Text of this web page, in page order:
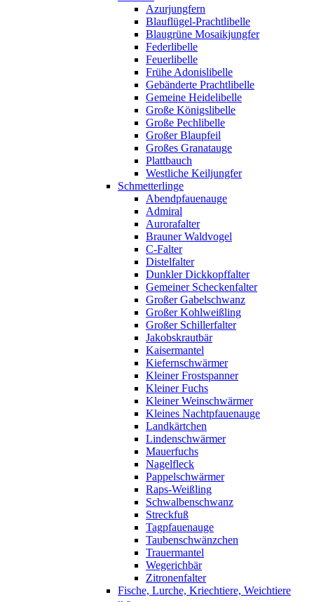
Azurjungfern
Blauflügel-Prachtlibelle
Blaugrüne Mosaikjungfer
Federlibelle
Feuerlibelle
Frühe Adonislibelle
Gebänderte Prachtlibelle
Gemeine Heidelibelle
Große Königslibelle
Große Pechlibelle
Großer Blaupfeil
Großes Granatauge
Plattbauch
Westliche Keiljungfer
Schmetterlinge
Abendpfauenauge
Admiral
Aurorafalter
Brauner Waldvogel
C-Falter
Distelfalter
Dunkler Dickkopffalter
Gemeiner Scheckenfalter
Großer Gabelschwanz
Großer Kohlweißling
Großer Schillerfalter
Jakobskrautbär
Kaisermantel
Kiefernschwärmer
Kleiner Frostspanner
Kleiner Fuchs
Kleiner Weinschwärmer
Kleines Nachtpfauenauge
Landkärtchen
Lindenschwärmer
Mauerfuchs
Nagelfleck
Pappelschwärmer
Raps-Weißling
Schwalbenschwanz
Streckfuß
Tagpfauenauge
Taubenschwänzchen
Trauermantel
Wegerichbär
Zitronenfalter
Fische, Lurche, Kriechtiere, Weichtiere